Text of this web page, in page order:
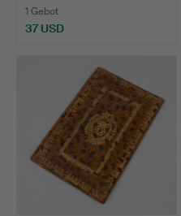
1 Gebot
37 USD